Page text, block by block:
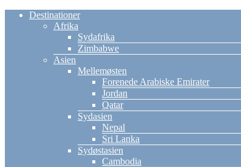
Destinationer
Afrika
Sydafrika
Zimbabwe
Asien
Mellemøsten
Forenede Arabiske Emirater
Jordan
Qatar
Sydasien
Nepal
Sri Lanka
Sydøstasien
Cambodia